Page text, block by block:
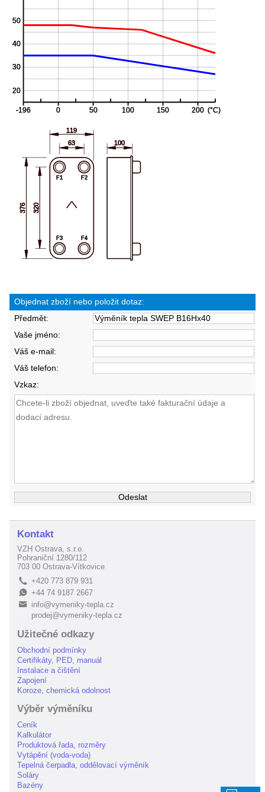
Objednat zboží nebo položit dotaz:
Předmět:
Vaše jméno:
Váš e-mail:
Váš telefon:
Vzkaz:
Kontakt
VZH Ostrava, s.r.o.
Pohraniční 1280/112
703 00 Ostrava-Vítkovice
L +420 773 879 931
E+44 74 9187 2667
B
info@vymeniky-tepla.cz
prodej@vymeniky-tepla.cz
Užitečné odkazy
Obchodní podmínky
Certifikáty, PED, manuál
Instalace a čištění
Zapojení
Koroze, chemická odolnost
Výběr výměníku
Ceník
Kalkulátor
Produktová řada, rozměry
Vytápění (voda-voda)
Tepelná čerpadla, oddělovací výměník
Soláry
Bazény